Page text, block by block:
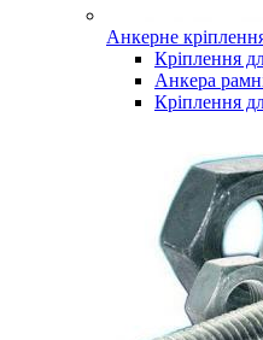
Анкерне
Кріплення
Анкера
Кріплення